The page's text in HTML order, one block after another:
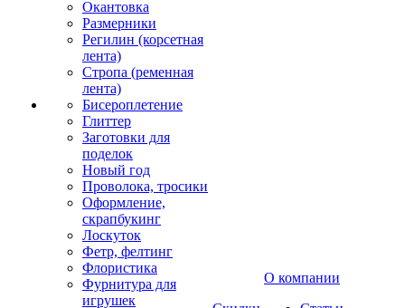
Окантовка
Размерники
Регилин (корсетная
лента)
Стропа (ременная
лента)
Бисероплетение
Глиттер
Заготовки для
поделок
Новый год
Проволока, тросики
Оформление,
скрапбукинг
Лоскуток
Фетр, фелтинг
Флористика
Фурнитура для
игрушек
О компании